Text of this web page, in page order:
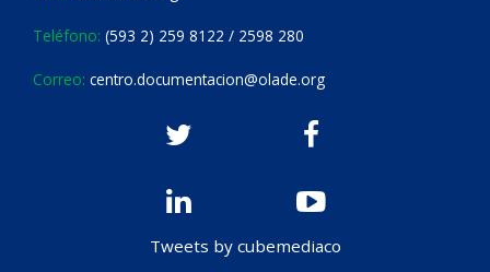
Teléfono: (593 2) 259 8122 / 2598 280
Correo: centro.documentacion@olade.org
Tweets by cubemediaco